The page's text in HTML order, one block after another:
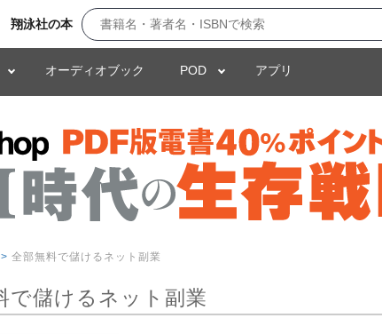
翔泳社の本
オーディオブック POD アプリ
全部無料で儲けるネット副業
で儲けるネット副業